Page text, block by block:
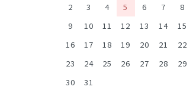
2
3 4 5 6 7
8
9
10 11 12 13 14
15
16
17 18 19 20 21
22
23
24 25 26 27 28
29
30
31